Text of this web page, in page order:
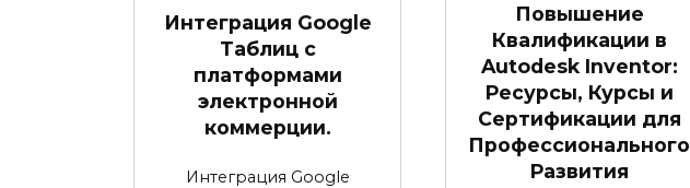
Интеграция Google
Таблиц с
платформами
электронной
коммерции.
Интеграция Google
Повышение
Квалификации в
Autodesk Inventor:
Ресурсы, Курсы и
Сертификации для
Профессионального
Развития